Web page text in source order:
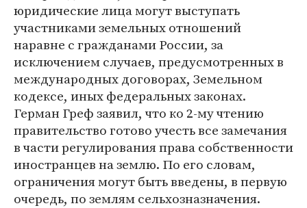
юридические лица могут выступать
участниками земельных отношений
наравне с гражданами России, за
исключением случаев, предусмотренных в
международных договорах, Земельном
кодексе, иных федеральных законах.
Герман Греф заявил, что ко 2-му чтению
правительство готово учесть все замечания
в части регулирования права собственности
иностранцев на землю. По его словам,
ограничения могут быть введены, в первую
очередь, по землям сельхозназначения.